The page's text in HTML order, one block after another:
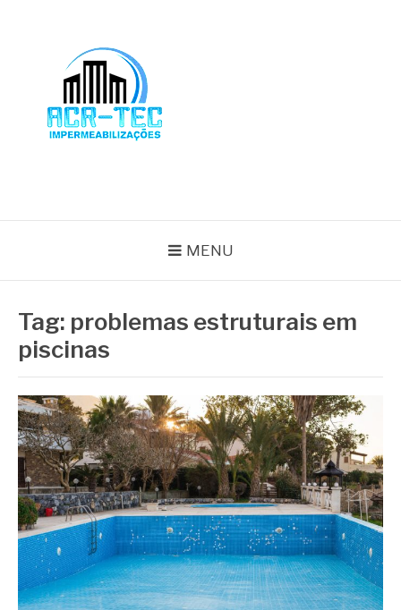
MENU
Tag: problemas estruturais em
piscinas